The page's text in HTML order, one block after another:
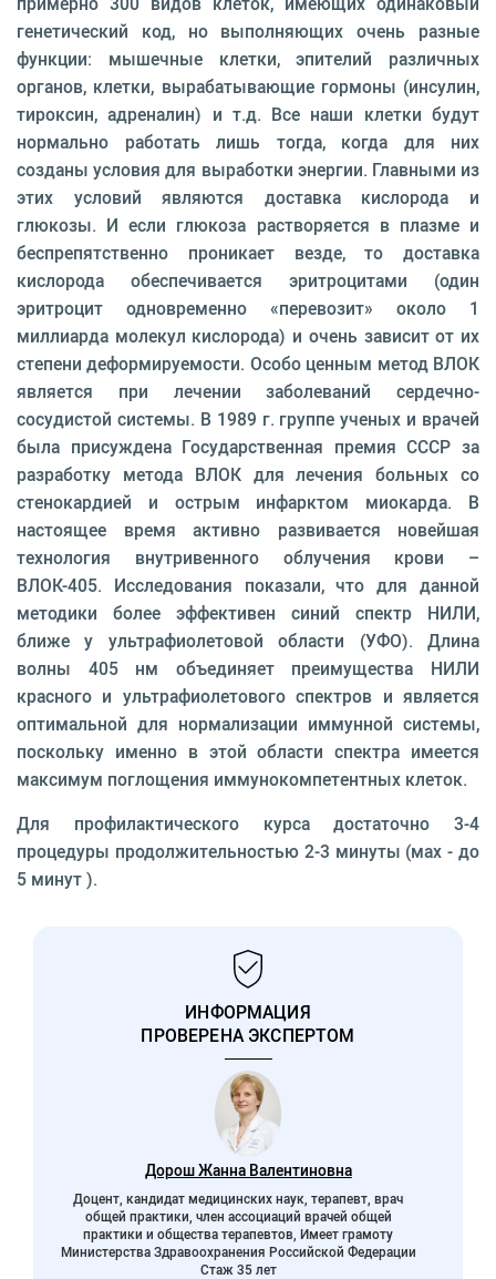
генетический код, но выполняющих очень разные
функции: мышечные клетки, эпителий различных
органов, клетки, вырабатывающие гормоны (инcулин,
тироксин, адреналин) и т.д. Все наши клетки будут
нормально работать лишь тогда, когда для них
созданы условия для выработки энергии. Главными из
этих условий являются доставка кислорода и
глюкозы. И если глюкоза растворяется в плазме и
беспрепятственно проникает везде, то доставка
кислорода обеспечивается эритроцитами (один
эритроцит одновременно «перевозит» около 1
миллиарда молекул кислорода) и очень зависит от их
степени деформируемости. Особо ценным метод ВЛОК
является при лечении заболеваний сердечно-
сосудистой системы. В 1989 г. группе ученых и врачей
была присуждена Государственная премия СССР за
разработку метода ВЛОК для лечения больных со
стенокардией и острым инфарктом миокарда. В
настоящее время активно развивается новейшая
технология внутривенного облучения крови –
ВЛОК-405. Исследования показали, что для данной
методики более эффективен синий спектр НИЛИ,
ближе у ультрафиолетовой области (УФО). Длина
волны 405 нм объединяет преимущества НИЛИ
красного и ультрафиолетового спектров и является
оптимальной для нормализации иммунной системы,
поскольку именно в этой области спектра имеется
максимум поглощения иммунокомпетентных клеток.
Для профилактического курса достаточно 3-4
процедуры продолжительностью 2-3 минуты (мах - до
5 минут ).
ИНФОРМАЦИЯ
ПРОВЕРЕНА ЭКСПЕРТОМ
Дорош Жанна Валентиновна
Доцент, кандидат медицинских наук, терапевт, врач
общей практики, член ассоциаций врачей общей
практики и общества терапевтов, Имеет грамоту
Министерства Здравоохранения Российской Федерации
Стаж 35 лет